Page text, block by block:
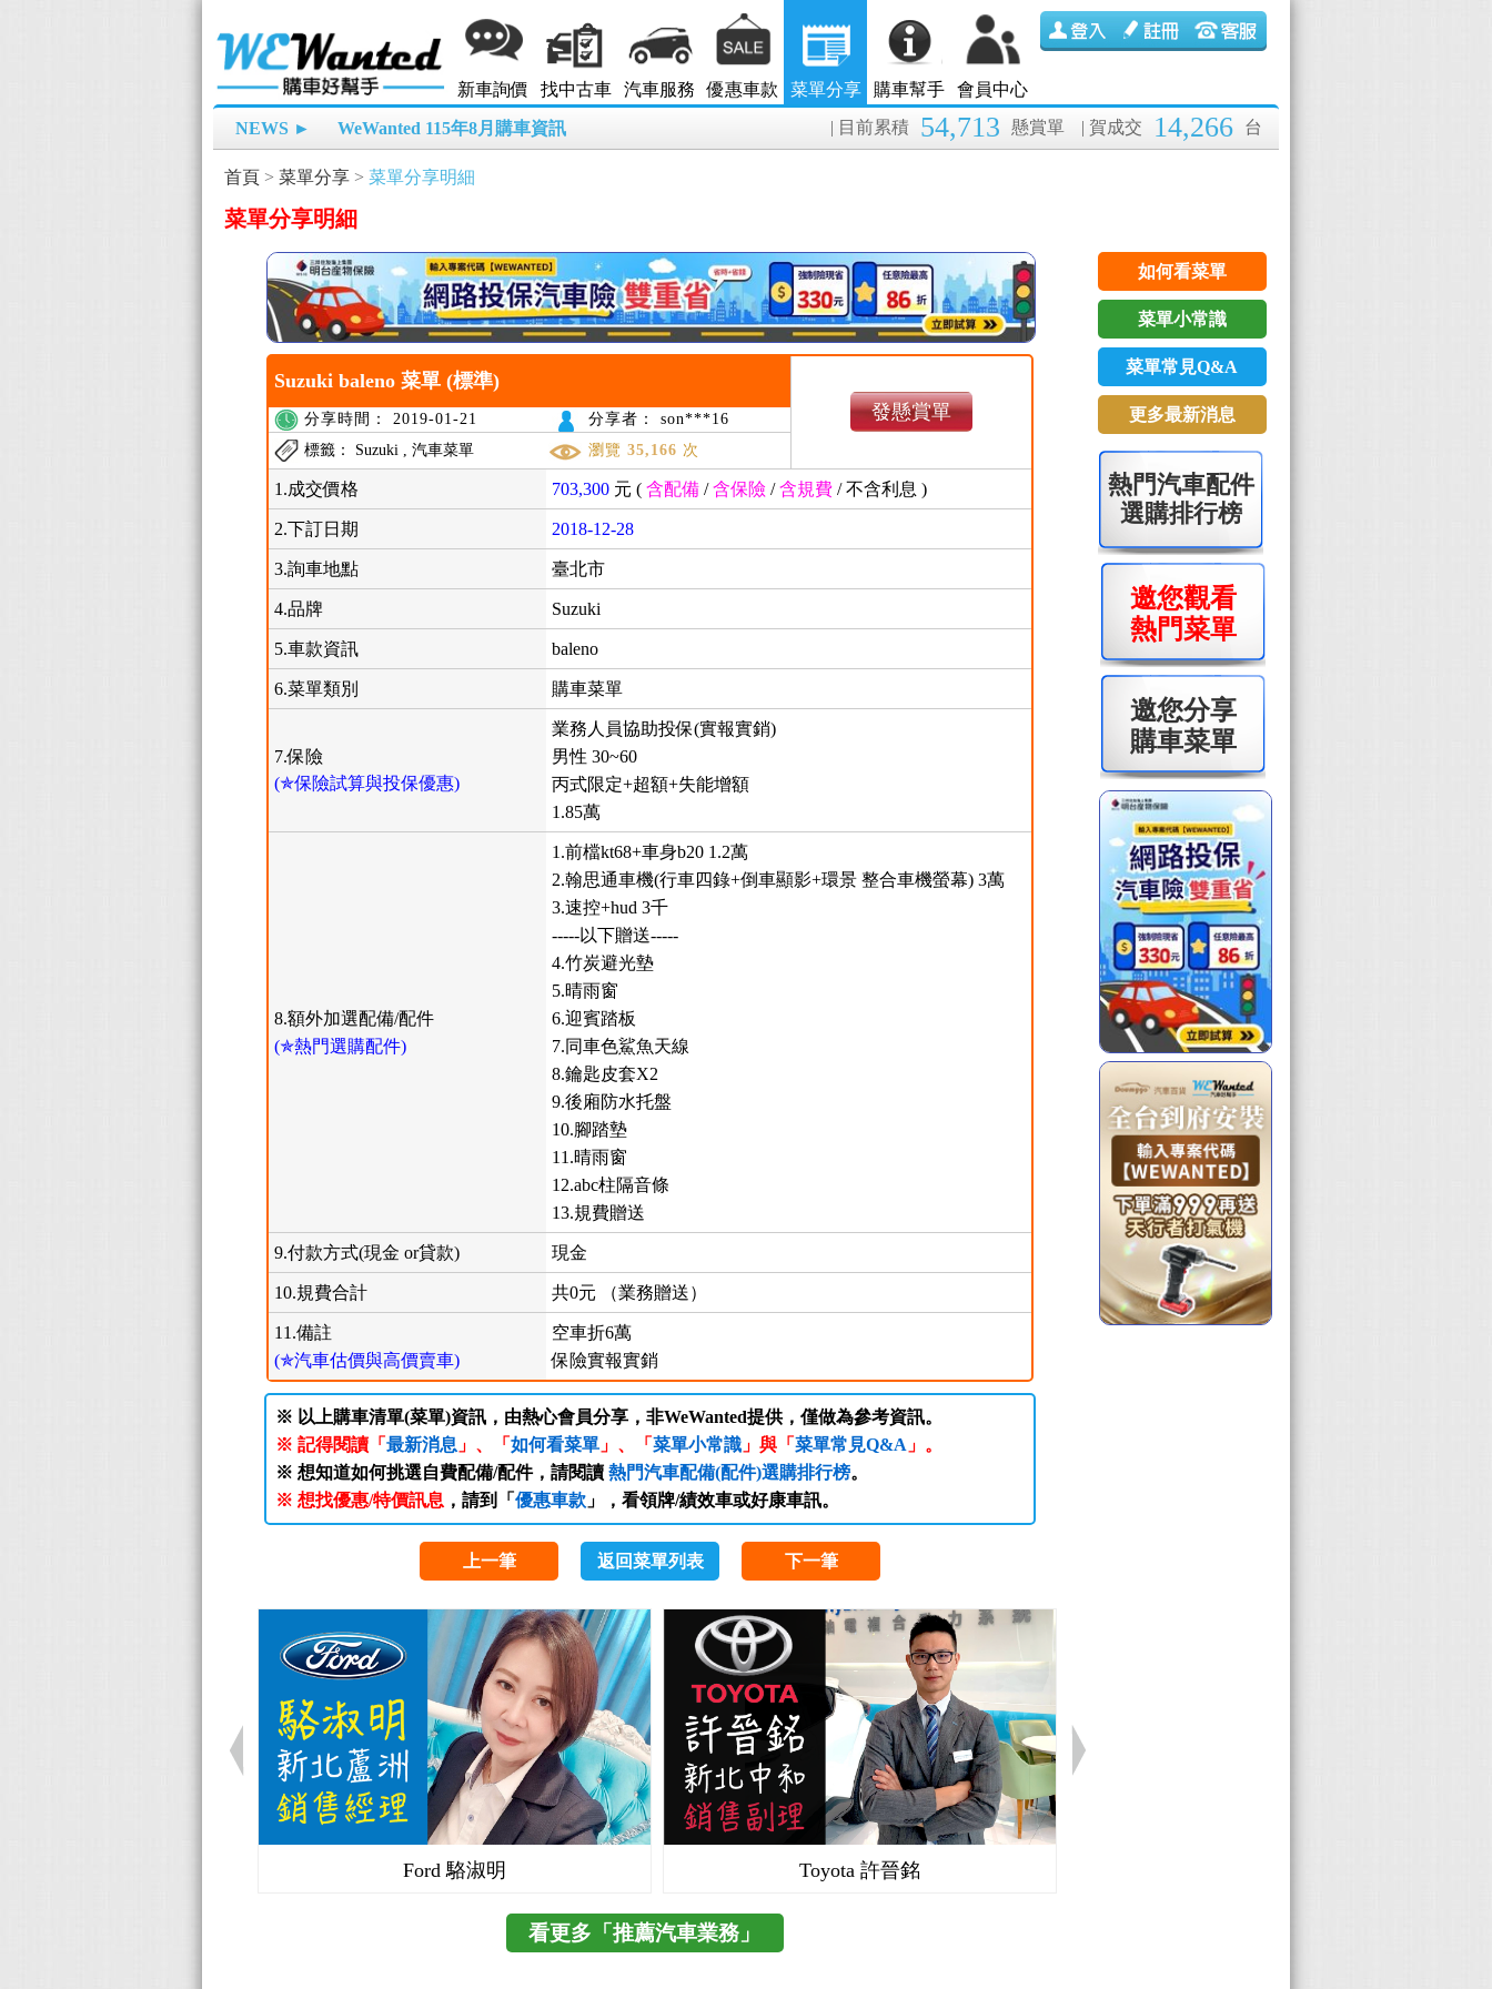
新車詢價 找中古車 汽車服務 優惠車款 菜單分享 購車幫手 會員中心
NEWS ► WeWanted 115年8月購車資訊 | 賀成交 14,266 台
| 目前累積 54,713 懸賞單
首頁 > 菜單分享 > 菜單分享明細
菜單分享明細
Suzuki baleno 菜單 (標準)
發懸賞單
分享時間： 2019-01-21
分享者： son***16
標籤： Suzuki , 汽車菜單
瀏覽 35,166 次
1.成交價格 703,300 元 (含配備 /含保險 /含規費 /不含利息 )
2.下訂日期 2018-12-28
3.詢車地點 臺北市
4.品牌 Suzuki
5.車款資訊 baleno
6.菜單類別 購車菜單
7.保險
(✯保險試算與投保優惠)
業務人員協助投保(實報實銷)
男性 30~60
丙式限定+超額+失能增額
1.85萬
8.額外加選配備/配件
(✯熱門選購配件)
1.前檔kt68+車身b20 1.2萬
2.翰思通車機(行車四錄+倒車顯影+環景 整合車機螢幕) 3萬
3.速控+hud 3千
-----以下贈送-----
4.竹炭避光墊
5.晴雨窗
6.迎賓踏板
7.同車色鯊魚天線
8.鑰匙皮套X2
9.後廂防水托盤
10.腳踏墊
11.晴雨窗
12.abc柱隔音條
13.規費贈送
9.付款方式(現金 or貸款) 現金
10.規費合計 共0元 （業務贈送）
11.備註
(✯汽車估價與高價賣車)
空車折6萬
保險實報實銷
※ 以上購車清單(菜單)資訊，由熱心會員分享，非WeWanted提供，僅做為參考資訊。
※ 記得閱讀「 最新消息 」、「 如何看菜單」、「 菜單小常識」與「 菜單常見Q&A 」。
※ 想知道如何挑選自費配備/配件，請閱讀 熱門汽車配備(配件)選購排行榜。
※ 想找優惠/特價訊息 ，請到「 優惠車款」，看領牌/績效車或好康車訊。
上一筆 返回菜單列表 下一筆
Ford 駱淑明 Toyota 許晉銘
看更多「推薦汽車業務」
如何看菜單
菜單小常識
菜單常見Q&A
更多最新消息
熱門汽車配件
選購排行榜
邀您觀看
熱門菜單
邀您分享
購車菜單